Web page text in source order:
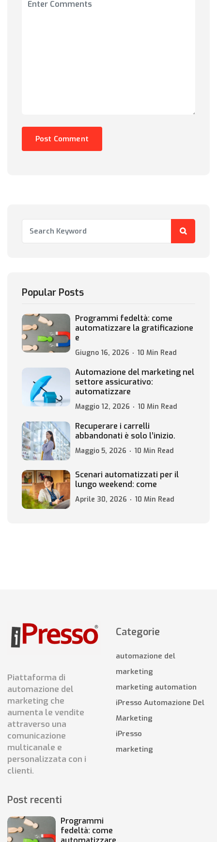
Popular Posts
Programmi fedeltà: come
automatizzare la gratificazione
e
Giugno 16, 2026 10 Min Read
Automazione del marketing nel
settore assicurativo:
automatizzare
Maggio 12, 2026 10 Min Read
Recuperare i carrelli
abbandonati è solo l’inizio.
Maggio 5, 2026 10 Min Read
Scenari automatizzati per il
lungo weekend: come
Aprile 30, 2026 10 Min Read
Piattaforma di
automazione del
marketing che
aumenta le vendite
attraverso una
comunicazione
multicanale e
personalizzata con i
clienti.
Categorie
automazione del
marketing
marketing automation
iPresso Automazione Del
Marketing
iPresso
marketing
Post recenti
Programmi
fedeltà: come